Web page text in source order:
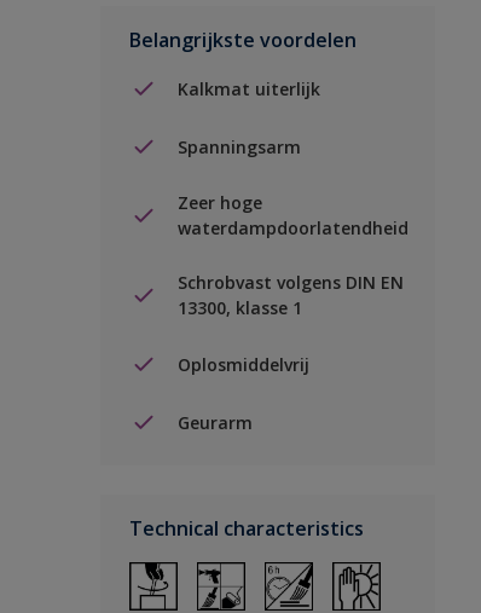
Belangrijkste voordelen
Kalkmat uiterlijk
Spanningsarm
Zeer hoge
waterdampdoorlatendheid
Schrobvast volgens DIN EN
13300, klasse 1
Oplosmiddelvrij
Geurarm
Technical characteristics